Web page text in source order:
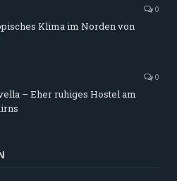
0
Klima im Norden von
0
– Eher ruhiges Hostel am